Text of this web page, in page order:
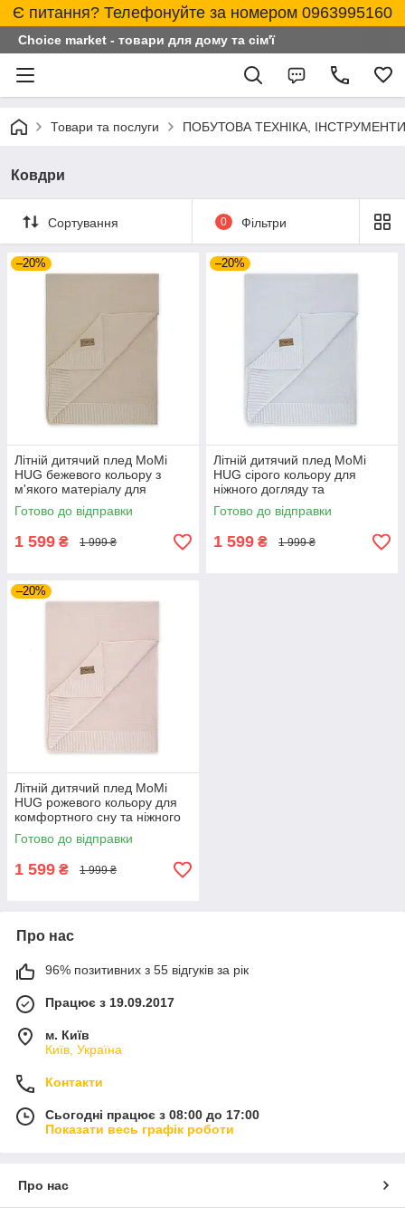
Є питання? Телефонуйте за номером 0963995160
Choice market - товари для дому та сім'ї
Товари та послуги ПОБУТОВА ТЕХНІКА,
Ковдри
Сортування 0 Фільтри
–20%
Літній дитячий плед MoMi
HUG бежевого кольору з
м'якого матеріалу для
затишного сну та відпочинку
малюка вдома
Готово до відправки
1 599 ₴ 1 999 ₴
–20%
Літній дитячий плед MoMi
HUG сірого кольору для
ніжного догляду та
комфортного відпочинку
немовляти влітку вдома
Готово до відправки
1 599 ₴ 1 999 ₴
–20%
Літній дитячий плед MoMi
HUG рожевого кольору для
комфортного сну та ніжного
догляду за вашою дитиною
влітку
Готово до відправки
1 599 ₴ 1 999 ₴
Про нас
96% позитивних з 55 відгуків за рік
Працює з 19.09.2017
м. Київ
Київ, Україна
Контакти
Сьогодні працює з 08:00 до 17:00
Показати весь графік роботи
Про нас